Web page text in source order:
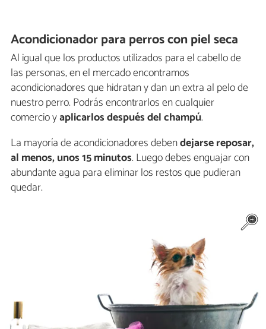
Acondicionador para perros con piel seca
Al igual que los productos utilizados para el cabello de
las personas, en el mercado encontramos
acondicionadores que hidratan y dan un extra al pelo de
nuestro perro. Podrás encontrarlos en cualquier
comercio yaplicarlos después del champú.
La mayoría de acondicionadores debendejarse reposar,
al menos, unos 15 minutos. Luego debes enguajar con
abundante agua para eliminar los restos que pudieran
quedar.